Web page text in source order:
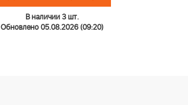
В наличии 3 шт.
Обновлено 05.08.2026 (09:20)